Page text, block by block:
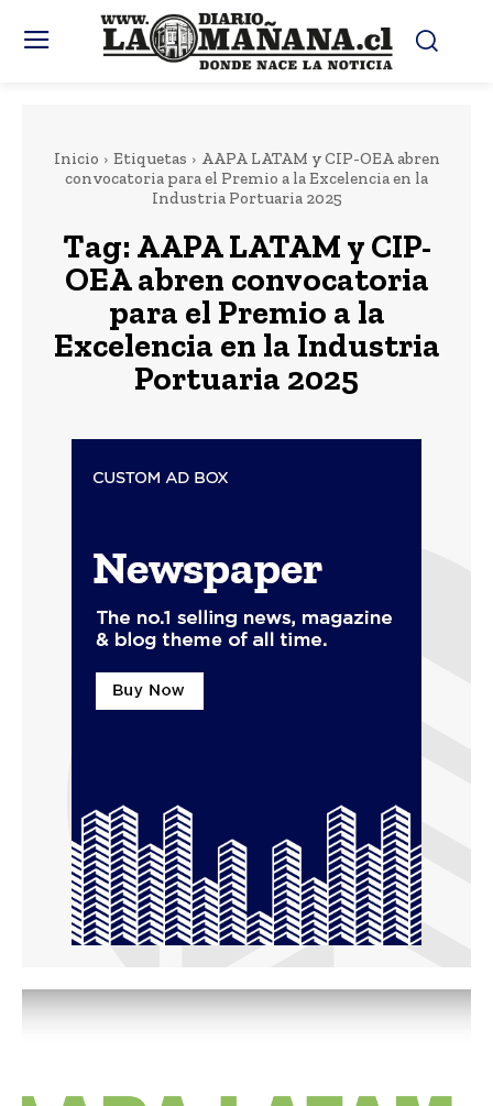
Inicio Etiquetas
AAPA LATAM y CIP-OEA abren
convocatoria para el Premio a la Excelencia en la
Industria Portuaria 2025
Tag: AAPA LATAM y CIP-
OEA abren convocatoria
para el Premio a la
Excelencia en la Industria
Portuaria 2025